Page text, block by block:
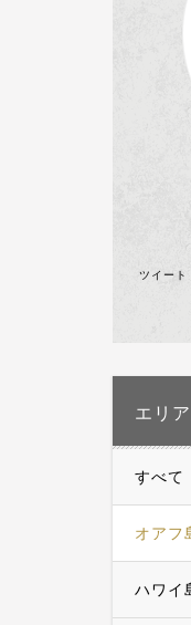
ツイート
エリ
すべて
オアフ
ハワイ